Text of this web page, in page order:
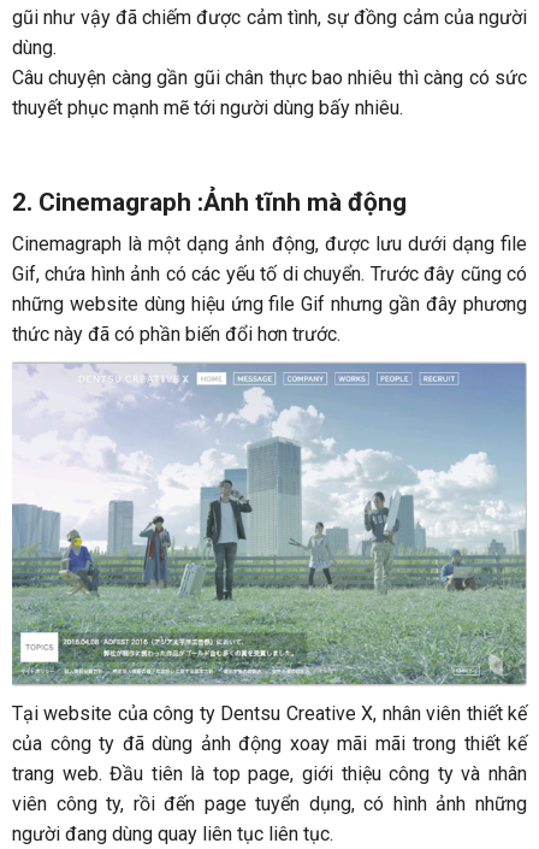
gũi như vậy đã chiếm được cảm tình, sự đồng cảm của người
dùng.
Câu chuyện càng gần gũi chân thực bao nhiêu thì càng có sức
thuyết phục mạnh mẽ tới người dùng bấy nhiêu.
2. Cinemagraph :Ảnh tĩnh mà động
Cinemagraph là một dạng ảnh động, được lưu dưới dạng file
Gif, chứa hình ảnh có các yếu tố di chuyển. Trước đây cũng có
những website dùng hiệu ứng file Gif nhưng gần đây phương
thức này đã có phần biến đổi hơn trước.
Tại website của công ty Dentsu Creative X, nhân viên thiết kế
của công ty đã dùng ảnh động xoay mãi mãi trong thiết kế
trang web. Đầu tiên là top page, giới thiệu công ty và nhân
viên công ty, rồi đến page tuyển dụng, có hình ảnh những
người đang dùng quay liên tục liên tục.